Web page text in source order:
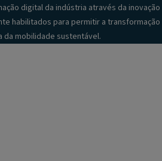
digital da indústria através da inovação
habilitados para permitir a transformação
da mobilidade sustentável.